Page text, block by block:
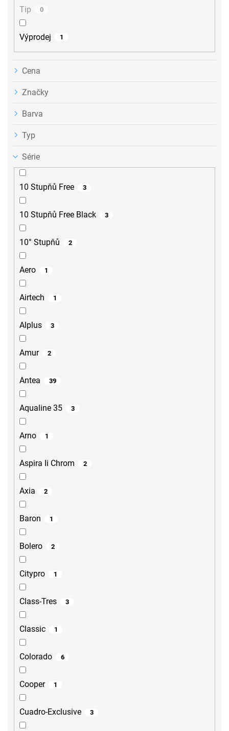
Tip 0
Výprodej 1
Cena
Značky
Barva
Typ
Série
10 Stupňů Free 3
10 Stupňů Free Black 3
10° Stupňů 2
Aero 1
Airtech 1
Alplus 3
Amur 2
Antea 39
Aqualine 35 3
Arno 1
Aspira Ii Chrom 2
Axia 2
Baron 1
Bolero 2
Citypro 1
Class-Tres 3
Classic 1
Colorado 6
Cooper 1
Cuadro-Exclusive 3